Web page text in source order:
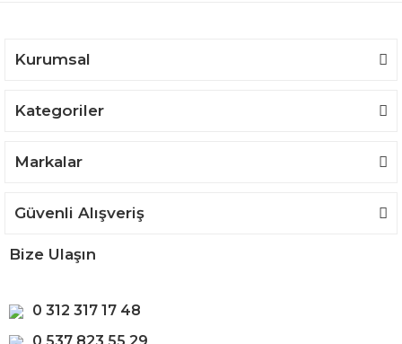
Kurumsal
Kategoriler
Markalar
Güvenli Alışveriş
Bize Ulaşın
0 312 317 17 48